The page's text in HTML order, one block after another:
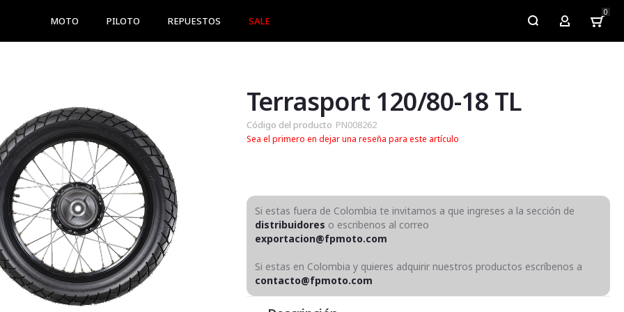
MOTO PILOTO REPUESTOS SALE My Account
0
Terrasport 120/80-18 TL
Código del producto PN008262
Sea el primero en dejar una reseña para este artículo
Si estas fuera de Colombia te invitamos a que ingreses a la sección de
distribuidores o escribenos al correo
exportacion@fpmoto.com
Si estas en Colombia y quieres adquirir nuestros productos escríbenos a
contacto@fpmoto.com